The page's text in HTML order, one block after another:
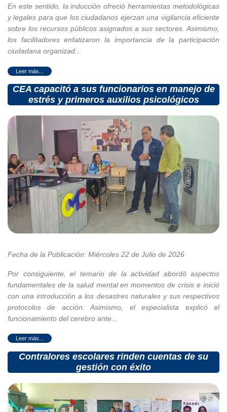
En este sentido, la inducción ofreció herramientas metodológicas
y legales para que los ciudadanos ejerzan una vigilancia eficiente
sobre los recursos públicos asignados a sus sectores. Asimismo,
los facilitadores enfatizaron la importancia de la participación
ciudadana organizad...
CEA capacitó a sus funcionarios en manejo de
estrés y primeros auxilios psicológicos
Fecha de la Publicación: Miércoles 22 de Julio de 2026
Por consiguiente, el temario de la actividad abordó aspectos
fundamentales de la salud mental en momentos de crisis e inició
con una introducción a los desastres naturales y sus respectivos
protocolos de acción. Asimismo, el especialista explicó el
funcionamiento del cerebro ante...
Contralores escolares rinden cuentas de su
gestión con éxito